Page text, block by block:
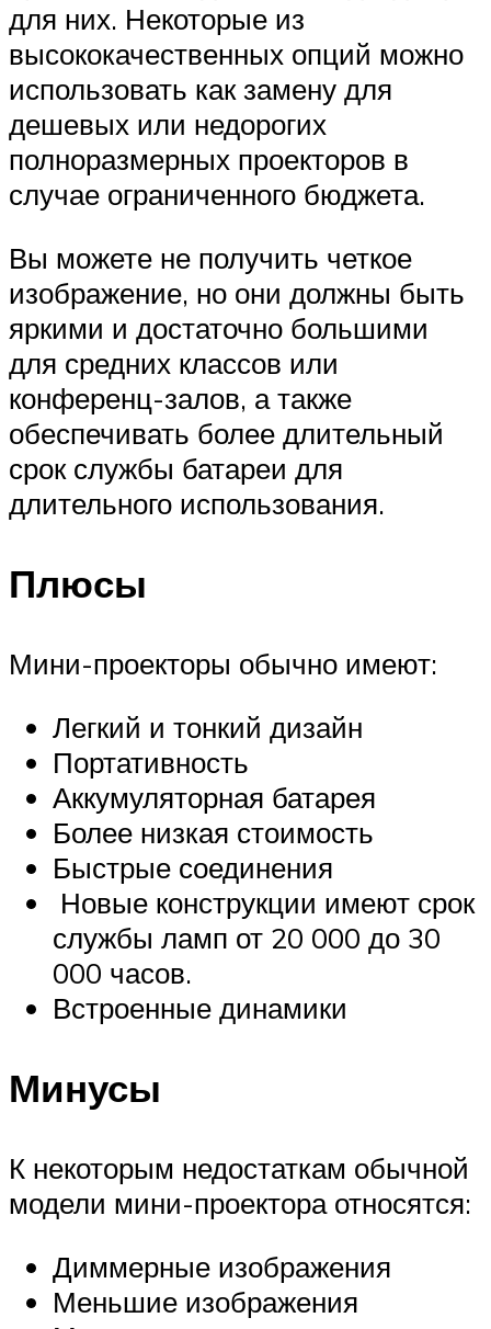
для них. Некоторые из
высококачественных опций можно
использовать как замену для
дешевых или недорогих
полноразмерных проекторов в
случае ограниченного бюджета.
Вы можете не получить четкое
изображение, но они должны быть
яркими и достаточно большими
для средних классов или
конференц-залов, а также
обеспечивать более длительный
срок службы батареи для
длительного использования.
Плюсы
Мини-проекторы обычно имеют:
Легкий и тонкий дизайн
Портативность
Аккумуляторная батарея
Более низкая стоимость
Быстрые соединения
Новые конструкции имеют срок
службы ламп от 20 000 до 30
000 часов.
Встроенные динамики
Минусы
К некоторым недостаткам обычной
модели мини-проектора относятся:
Диммерные изображения
Меньшие изображения